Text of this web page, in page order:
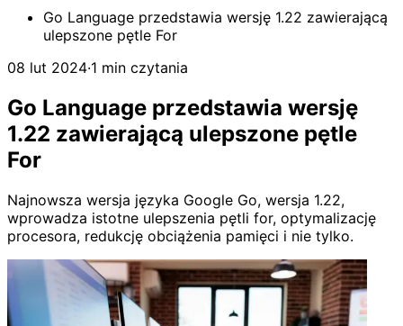
Go Language przedstawia wersję 1.22 zawierającą
ulepszone pętle For
08 lut 2024·1 min czytania
Go Language przedstawia wersję
1.22 zawierającą ulepszone pętle
For
Najnowsza wersja języka Google Go, wersja 1.22,
wprowadza istotne ulepszenia pętli for, optymalizację
procesora, redukcję obciążenia pamięci i nie tylko.